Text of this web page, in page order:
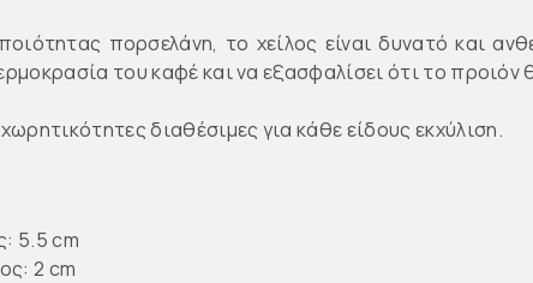
πορσελάνη, το χείλος είναι δυνατό και
του καφέ και να εξασφαλίσει ότι το
διαθέσιμες για κάθε είδους εκχύλιση.
5.5 cm
2 cm